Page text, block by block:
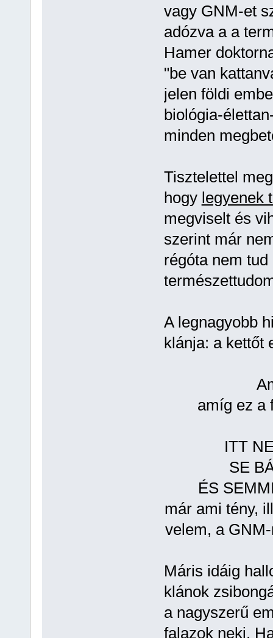
vagy GNM-et
adózva a a
Hamer
"be van
jelen földi
biológia-
minden
Tisztelettel
hogy legyenek
megviselt és
szerint már
régóta nem
A legnagyobb
klánja: a kettőt
amíg ez a
ITT
SE
ÉS
már ami tény,
velem, a
Máris idáig
klánok
a nagyszerű
falazok neki.